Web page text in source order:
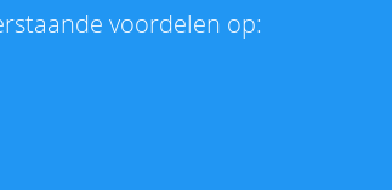
voordelen op: